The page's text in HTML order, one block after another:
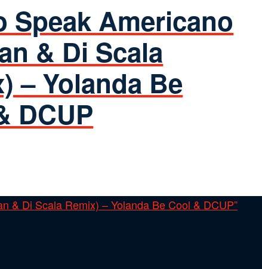
Speak Americano
& Di Scala
– Yolanda Be
DCUP